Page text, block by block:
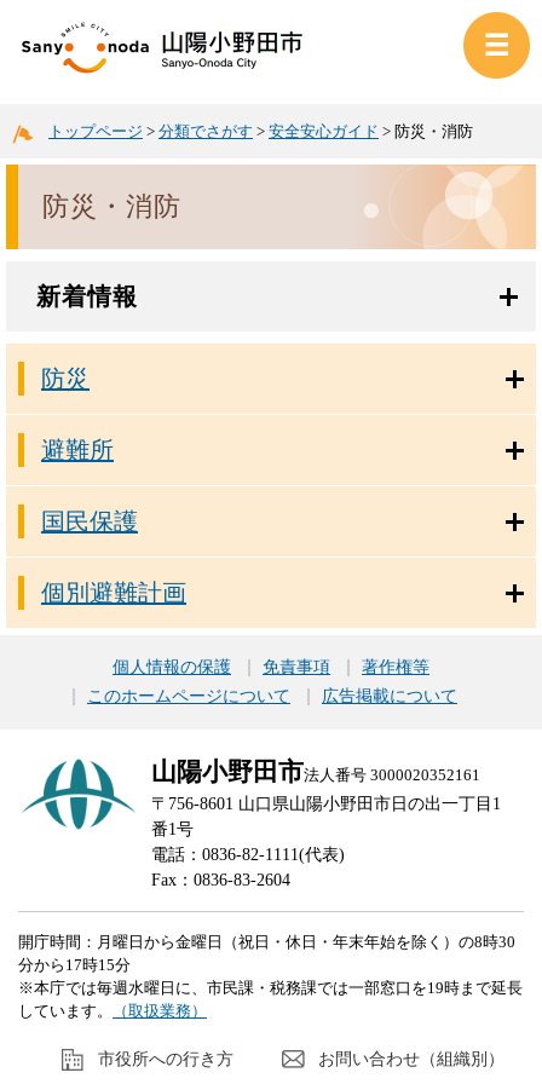
トップページ > 分類でさがす > 安全安心ガイド > 防災・消防
防災・消防
新着情報
防災
避難所
国民保護
個別避難計画
個人情報の保護 免責事項
著作権等
このホームページについて
広告掲載について
山陽小野田市法人番号 3000020352161
〒756-8601 山口県山陽小野田市日の出一丁目1
番1号
電話：0836-82-1111(代表)
Fax：0836-83-2604
開庁時間：月曜日から金曜日（祝日・休日・年末年始を除く）の8時30
分から17時15分
※本庁では毎週水曜日に、市民課・税務課では一部窓口を19時まで延長
しています。
（取扱業務）
市役所への行き方 お問い合わせ（組織別）